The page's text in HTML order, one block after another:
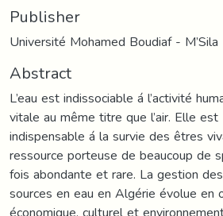
Publisher
Université Mohamed Boudiaf - M’Sila
Abstract
L’eau est indissociable á l’activité
vitale au même titre que l’air. Elle est
indispensable á la survie des êtres
ressource porteuse de beaucoup de
fois abondante et rare. La gestion
sources en eau en Algérie évolue en